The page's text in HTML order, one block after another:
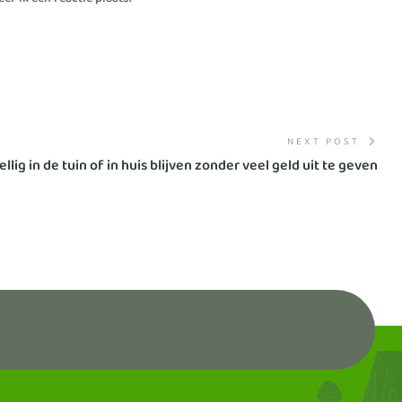
NEXT POST
in de tuin of in huis blijven zonder veel geld uit te geven